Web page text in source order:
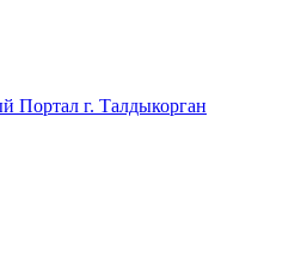
Портал г. Талдыкорган